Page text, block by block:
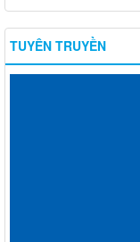
TUYÊN TRUYỀN